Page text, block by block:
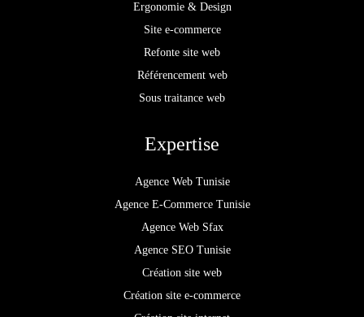
Ergonomie & Design
Site e-commerce
Refonte site web
Référencement web
Sous traitance web
Expertise
Agence Web Tunisie
Agence E-Commerce Tunisie
Agence Web Sfax
Agence SEO Tunisie
Création site web
Création site e-commerce